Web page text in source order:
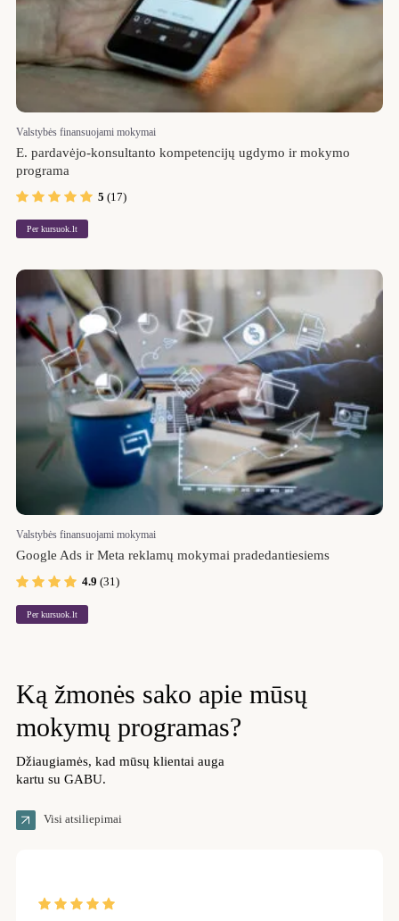
Valstybės finansuojami mokymai
E. pardavėjo-konsultanto kompetencijų ugdymo ir mokymo
programa
5 (17)
Per kursuok.lt
Valstybės finansuojami mokymai
Google Ads ir Meta reklamų mokymai pradedantiesiems
4.9 (31)
Per kursuok.lt
Ką žmonės sako apie mūsų
mokymų programas?
Džiaugiamės, kad mūsų klientai auga
kartu su GABU.
Visi atsiliepimai